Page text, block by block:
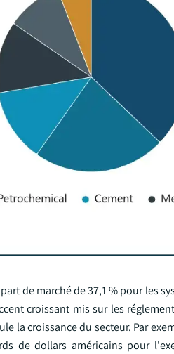
de marché de 37,1 % pour les
croissant mis sur les
la croissance du secteur. Par
de dollars américains pour